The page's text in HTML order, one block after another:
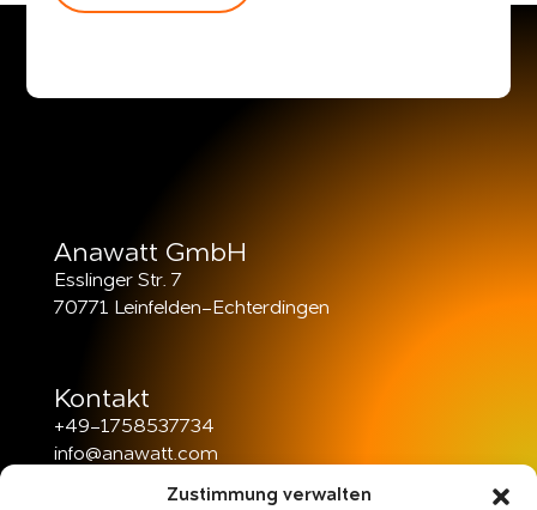
Zustimmung verwalten
Anawatt GmbH
Esslinger Str. 7
70771 Leinfelden-Echterdingen
Kontakt
+49-1758537734
info@anawatt.com